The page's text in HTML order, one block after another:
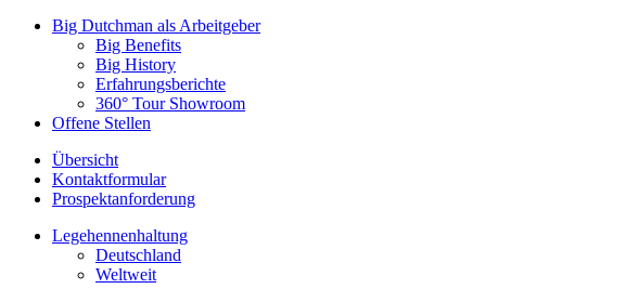
Big Dutchman als Arbeitgeber
Big Benefits
Big History
Erfahrungsberichte
360° Tour Showroom
Offene Stellen
Übersicht
Kontaktformular
Prospektanforderung
Legehennenhaltung
Deutschland
Weltweit